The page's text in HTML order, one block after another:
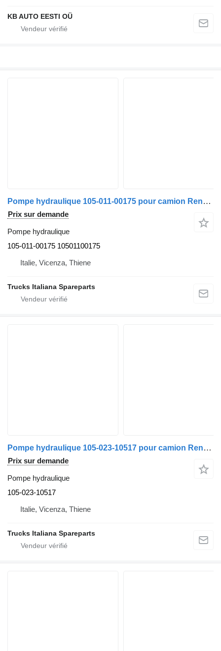
KB AUTO EESTI OÜ
Pompe hydraulique 105-011-00175 pour camion Renault Midlum
Prix sur demande
Pompe hydraulique
105-011-00175 10501100175
Italie, Vicenza, Thiene
Trucks Italiana Spareparts
Pompe hydraulique 105-023-10517 pour camion Renault Midlum
Prix sur demande
Pompe hydraulique
105-023-10517
Italie, Vicenza, Thiene
Trucks Italiana Spareparts